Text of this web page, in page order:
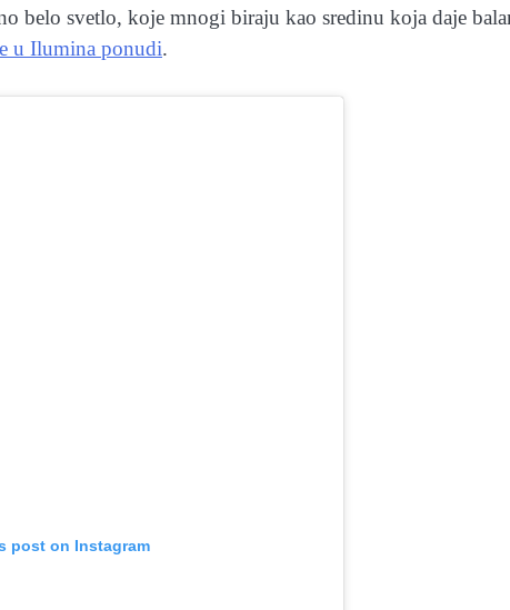
belo svetlo, koje mnogi biraju kao sredinu koja daje
u Ilumina ponudi.
post on Instagram